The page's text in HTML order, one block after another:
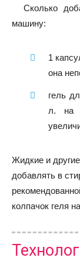
Сколько
машину:
1
она
гель
л. на
Жидкие и
добавлять в
колпачок геля